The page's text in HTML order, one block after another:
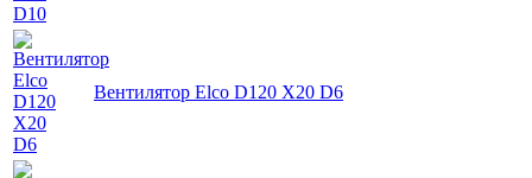
Вентилятор Elco D120 X20 D6